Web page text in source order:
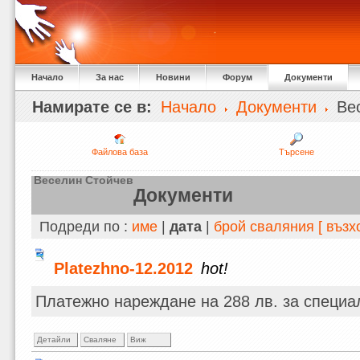
Начало За нас Новини Форум Документи
Намирате се в: Начало Документи
Файлова база Търсене
Веселин Стойчев
Документи
Подреди по : име дата брой сваляния [
Platezhno-12.2012 hot!
Платежно нареждане на 288 лв. за
Детайли Сваляне Виж